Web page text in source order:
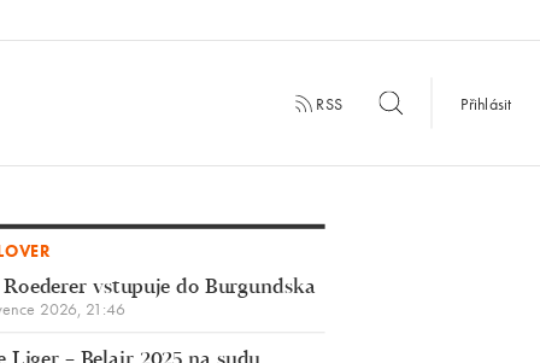
RSS Přihlásit
vstupuje do Burgundska
2026, 21:46